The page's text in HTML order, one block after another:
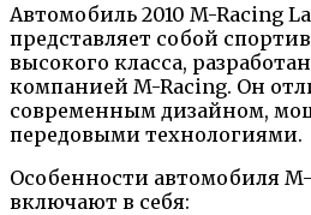
Автомобиль 2010 M-Racing
представляет собой
высокого класса,
компанией M-Racing. Он
современным дизайном,
передовыми технологиями.
Особенности автомобиля M-
включают в себя: